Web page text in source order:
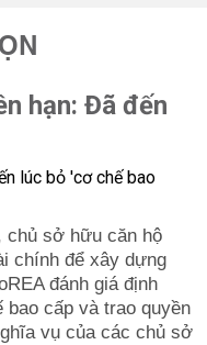
hạn: Đã đến
chủ sở hữu căn hộ
chính để xây dựng
đánh giá định
cấp và trao quyền
vụ của các chủ sở